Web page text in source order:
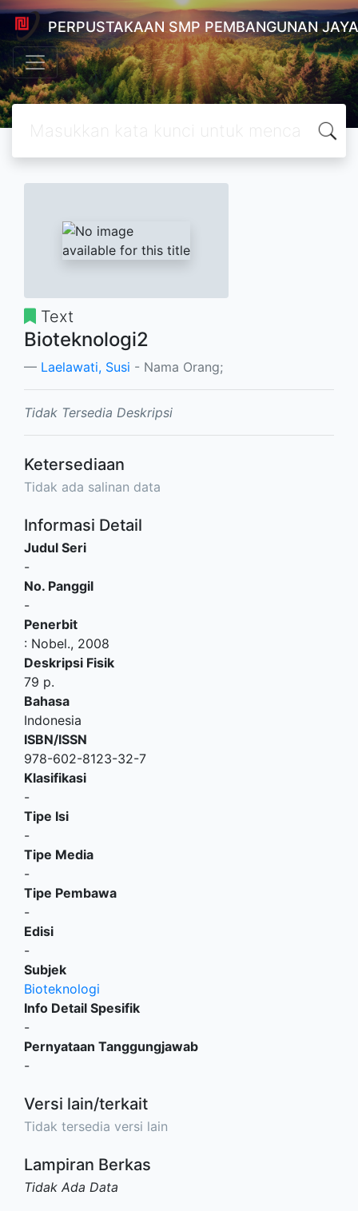
PERPUSTAKAAN SMP PEMBANGUNAN
Text
Bioteknologi2
Laelawati, Susi - Nama Orang;
Tidak Tersedia Deskripsi
Ketersediaan
Tidak ada salinan data
Informasi Detail
Judul Seri
-
No. Panggil
-
Penerbit
: Nobel., 2008
Deskripsi Fisik
79 p.
Bahasa
Indonesia
ISBN/ISSN
978-602-8123-32-7
Klasifikasi
-
Tipe Isi
-
Tipe Media
-
Tipe Pembawa
-
Edisi
-
Subjek
Bioteknologi
Info Detail Spesifik
-
Pernyataan Tanggungjawab
-
Versi lain/terkait
Tidak tersedia versi lain
Lampiran Berkas
Tidak Ada Data